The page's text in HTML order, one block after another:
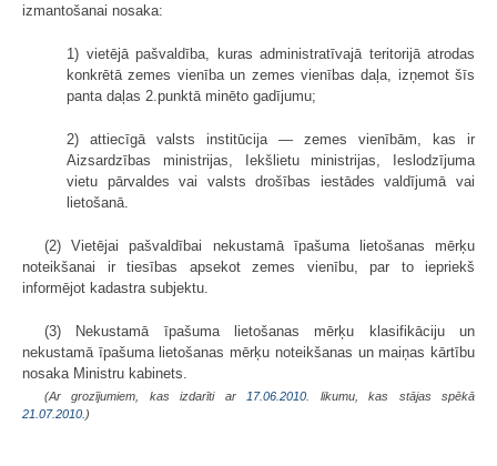
izmantošanai nosaka:
1) vietējā pašvaldība, kuras administratīvajā teritorijā atrodas
konkrētā zemes vienība un zemes vienības daļa, izņemot šīs
panta daļas 2.punktā minēto gadījumu;
2) attiecīgā valsts institūcija — zemes vienībām, kas ir
Aizsardzības ministrijas, Iekšlietu ministrijas, Ieslodzījuma
vietu pārvaldes vai valsts drošības iestādes valdījumā vai
lietošanā.
(2) Vietējai pašvaldībai nekustamā īpašuma lietošanas mērķu
noteikšanai ir tiesības apsekot zemes vienību, par to iepriekš
informējot kadastra subjektu.
(3) Nekustamā īpašuma lietošanas mērķu klasifikāciju un
nekustamā īpašuma lietošanas mērķu noteikšanas un maiņas kārtību
nosaka Ministru kabinets.
(Ar grozījumiem, kas izdarīti ar 17.06.2010 . likumu, kas stājas spēkā
21.07.2010. )